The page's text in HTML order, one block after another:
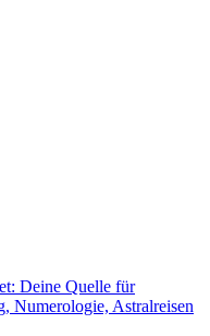
Deine Quelle für
Numerologie, Astralreisen